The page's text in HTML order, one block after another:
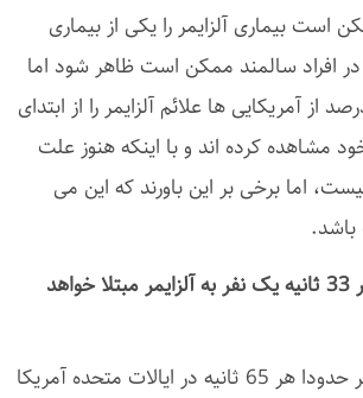
است بیماری آلزایمر را یکی از بیماری
در افراد سالمند ممکن است ظاهر شود اما
مقابل حدودا 5 درصد از آمریکایی ها علائم آلزایمر را از ابتدای
مشاهده کرده اند و با اینکه هنوز علت
اما برخی بر این باورند که این می
باشد.
5- در سال 2050 هر 33 ثانیه یک نفر به آلزایمر مبتلا خواهد
در زمان حال و حاضر حدودا هر 65 ثانیه در ایالات متحده آمریکا